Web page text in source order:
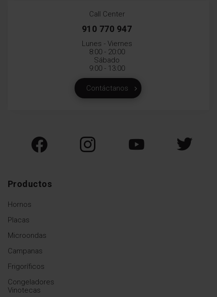
Call Center
910 770 947
Lunes - Viernes
8:00 - 20:00
Sábado
9:00 - 13:00
Contáctanos
Productos
Hornos
Placas
Microondas
Campanas
Frigoríficos
Congeladores
Vinotecas